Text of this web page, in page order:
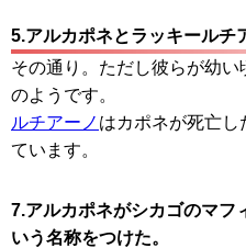
5.アルカポネとラッキールチ
その通り。ただし彼らが幼
のようです。
ルチアーノ はカポネが死亡
ています。
7.アルカポネがシカゴのマフ
いう名称をつけた。